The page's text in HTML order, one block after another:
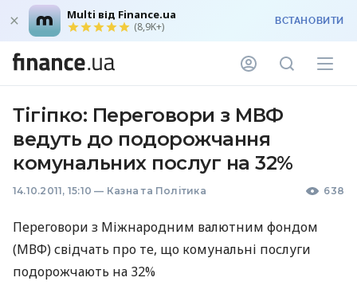
Multi від Finance.ua
(8,9K+) ВСТАНОВИТИ
Тігіпко: Переговори з МВФ
ведуть до подорожчання
комунальних послуг на 32%
14.10.2011, 15:10 — Казна та Політика 638
Переговори з Міжнародним валютним фондом
(МВФ) свідчать про те, що комунальні послуги
подорожчають на 32%